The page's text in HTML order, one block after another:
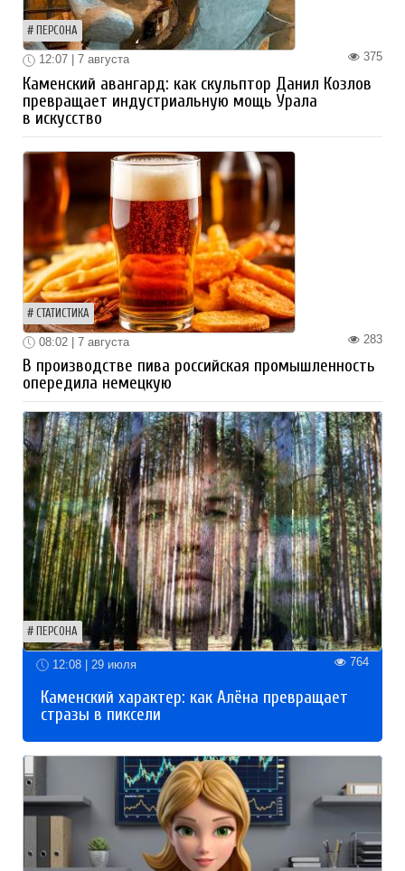
ПЕРСОНА
375
12:07 | 7 августа
Каменский авангард: как скульптор Данил Козлов
превращает индустриальную мощь Урала
в искусство
СТАТИСТИКА
283
08:02 | 7 августа
В производстве пива российская промышленность
опередила немецкую
ПЕРСОНА
12:08 | 29 июля 764
Каменский характер: как Алёна превращает
стразы в пиксели